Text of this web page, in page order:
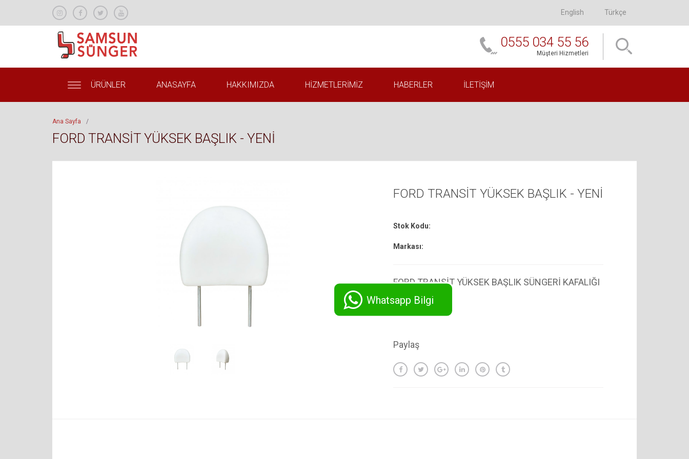
English Türkçe
0555 034 55 56
Müşteri Hizmetleri
ÜRÜNLER ANASAYFA HAKKIMIZDA HIZMETLERIMIZ HABERLER İLETIŞIM
Ana Sayfa /
FORD TRANSİT YÜKSEK BAŞLIK - YENİ
FORD TRANSİT YÜKSEK BAŞLIK - YENİ
Stok Kodu:
Markası:
FORD TRANSİT YÜKSEK BAŞLIK SÜNGERİ KAFALIĞI
Whatsapp Bilgi
Paylaş